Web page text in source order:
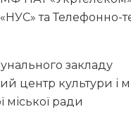
та Телефонно-
закладу
центр культури і
міської ради